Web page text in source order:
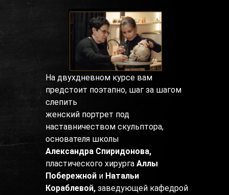
На двухдневном курсе вам
предстоит поэтапно, шаг за шагом
слепить
женский портрет под
наставничеством скульптора,
основателя школы
Александра Спиридонова,
пластического хирурга Аллы
Побережной и Натальи
Кораблевой, заведующей кафедрой